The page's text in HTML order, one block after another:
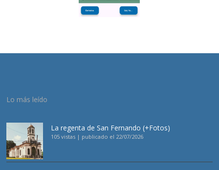
Lo más leído
La regenta de San Fernando (+Fotos)
105 vistas | publicado el 22/07/2026